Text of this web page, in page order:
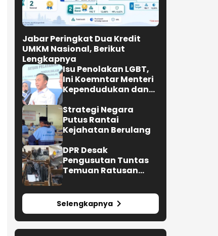
Jabar Peringkat Dua Kredit
UMKM Nasional, Berikut
Lengkapnya
Isu Penolakan LGBT,
Ini Koemntar Menteri
Kependudukan dan
Keluarga
Strategi Negara
Putus Rantai
Kejahatan Berulang
DPR Desak
Pengusutan Tuntas
Temuan Ratusan
Selengkapnya